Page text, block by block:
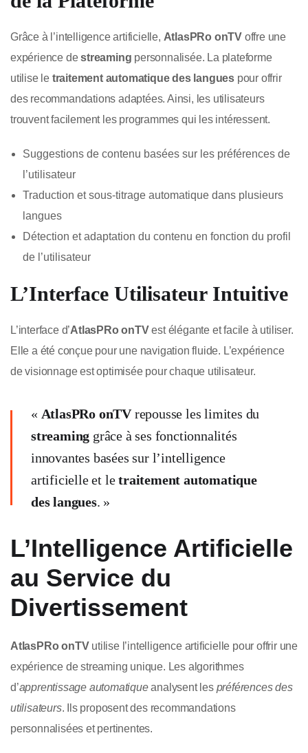
Grâce à l’intelligence artificielle, AtlasPRo onTV offre une
expérience destreaming personnalisée. La plateforme
utilise le traitement automatique des langues pour offrir
des recommandations adaptées. Ainsi, les utilisateurs
trouvent facilement les programmes qui les intéressent.
Suggestions de contenu basées sur les préférences de
l’utilisateur
Traduction et sous-titrage automatique dans plusieurs
langues
Détection et adaptation du contenu en fonction du profil
de l’utilisateur
L’Interface Utilisateur Intuitive
L’interface d’AtlasPRo onTVest élégante et facile à utiliser.
Elle a été conçue pour une navigation fluide. L’expérience
de visionnage est optimisée pour chaque utilisateur.
« AtlasPRo onTVrepousse les limites du
streaming grâce à ses fonctionnalités
innovantes basées sur l’intelligence
artificielle et letraitement automatique
des langues. »
L’Intelligence Artificielle
au Service du
Divertissement
AtlasPRo onTVutilise l’intelligence artificielle pour offrir une
expérience de streaming unique. Les algorithmes
d’apprentissage automatiqueanalysent les préférences des
utilisateurs. Ils proposent des recommandations
personnalisées et pertinentes.